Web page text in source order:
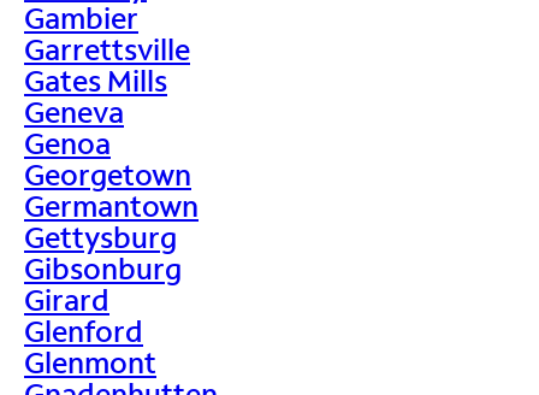
Gambier
Garrettsville
Gates Mills
Geneva
Genoa
Georgetown
Germantown
Gettysburg
Gibsonburg
Girard
Glenford
Glenmont